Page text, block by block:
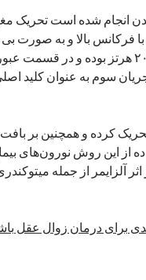
انجام شده است تحریک
فرکانس بالا و به صورت
ارسال خواهد شد. این پرتوها دارای ۲۰۰۰ هرتز و ۲۰۰۵ هرتز
واقع جریان سوم به عنوان
تحریک کرده و همچنین بر
از این روش نورون‌های
از جمله
برای درمان زوال عقل